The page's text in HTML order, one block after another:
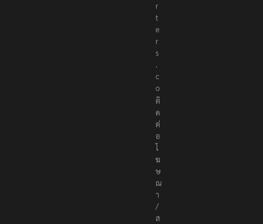
r
t
e
r
s
.
c
o
ติ
ด
ต่
อ
โ
ฆ
ษ
ณ
า
/
ส